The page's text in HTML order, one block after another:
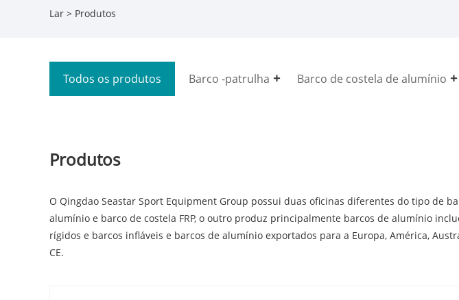
Lar > Produtos
Todos os produtos Barco -patrulha Barco de costela de alumínio
Produtos
O Qingdao Seastar Sport Equipment Group possui duas oficinas diferentes do tipo de
alumínio e barco de costela FRP, o outro produz principalmente barcos de alumínio
rígidos e barcos infláveis ​​e barcos de alumínio exportados para a Europa, América,
CE.